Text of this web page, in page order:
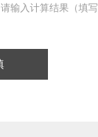
请输入计算结果（填